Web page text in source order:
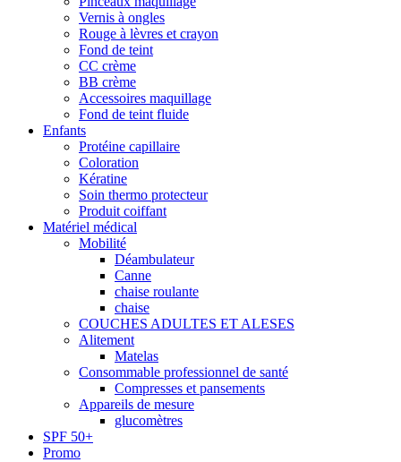
Vernis à ongles
Rouge à lèvres et crayon
Fond de teint
CC crème
BB crème
Accessoires maquillage
Fond de teint fluide
Enfants
Protéine capillaire
Coloration
Kératine
Soin thermo protecteur
Produit coiffant
Matériel médical
Mobilité
Déambulateur
Canne
chaise roulante
chaise
COUCHES ADULTES ET ALESES
Alitement
Matelas
Consommable professionnel de santé
Compresses et pansements
Appareils de mesure
glucomètres
SPF 50+
Promo